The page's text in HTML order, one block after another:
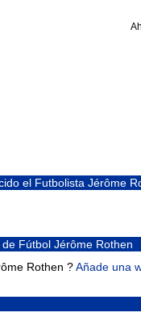
el Futbolista Jérôme
Fútbol Jérôme Rothen
Rothen ?Añade una